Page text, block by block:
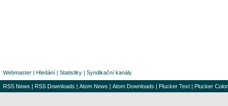
Webmaster | Hledání | Statistiky | Syndikační kanály
RSS News | RSS Downloads | Atom News | Atom Downloads | Plucker Text | Plucker Color